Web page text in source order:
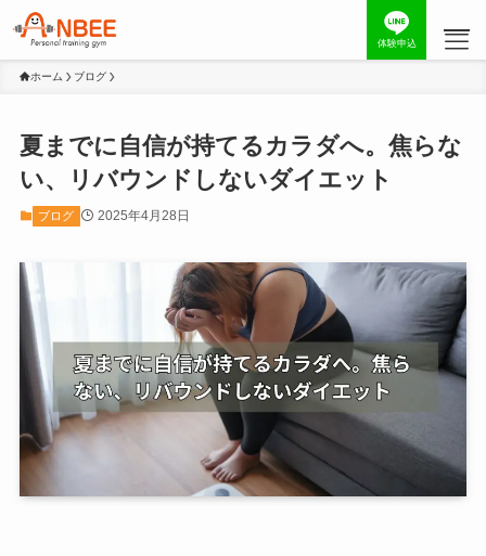
コンセプト
お客様の声
トレーナー
体験申込
ホーム ブログ
夏までに自信が持てるカラダへ。焦らな
い、リバウンドしないダイエット
ブログ 2025年4月28日